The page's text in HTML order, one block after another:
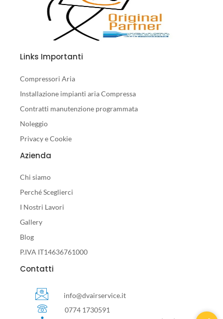
Links Importanti
Compressori Aria
Installazione impianti aria Compressa
Contratti manutenzione programmata
Noleggio
Privacy e Cookie
Azienda
Chi siamo
Perché Sceglierci
I Nostri Lavori
Gallery
Blog
P.IVA IT14636761000
Contatti
info@dvairservice.it
0774 1730591